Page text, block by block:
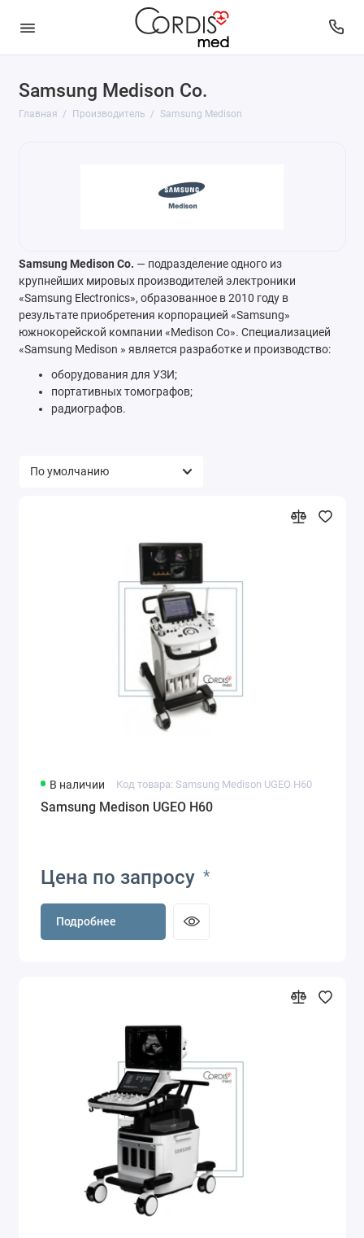
Samsung Medison Co.
Главная Производитель Samsung Medison
Samsung Medison Co. — подразделение одного из
крупнейших мировых производителей электроники
«Samsung Electronics», образованное в 2010 году в
результате приобретения корпорацией «Samsung»
южнокорейской компании «Medison Co». Специализацией
«Samsung Medison » является разработке и производство:
оборудования для УЗИ;
портативных томографов;
радиографов.
В наличии Код товара: Samsung Medison UGEO H60
Samsung Medison UGEO H60
Цена по запросу *
Подробнее